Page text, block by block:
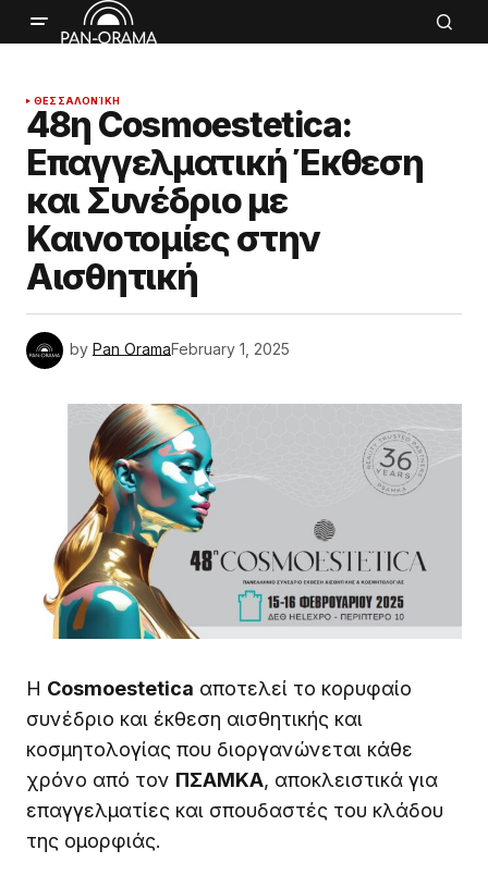
ΘΕΣΣΑΛΟΝΊΚΗ
48η Cosmoestetica:
Επαγγελματική Έκθεση
και Συνέδριο με
Καινοτομίες στην
Αισθητική
by Pan OramaFebruary 1, 2025
Η Cosmoestetica αποτελεί το κορυφαίο
συνέδριο και έκθεση αισθητικής και
κοσμητολογίας που διοργανώνεται κάθε
χρόνο από τον ΠΣΑΜΚΑ, αποκλειστικά για
επαγγελματίες και σπουδαστές του κλάδου
της ομορφιάς.